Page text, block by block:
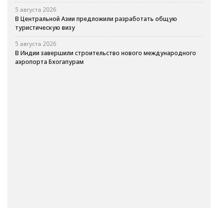
5 августа 2026
В Центральной Азии предложили разработать общую
туристическую визу
5 августа 2026
В Индии завершили строительство нового международного
аэропорта Бхогапурам